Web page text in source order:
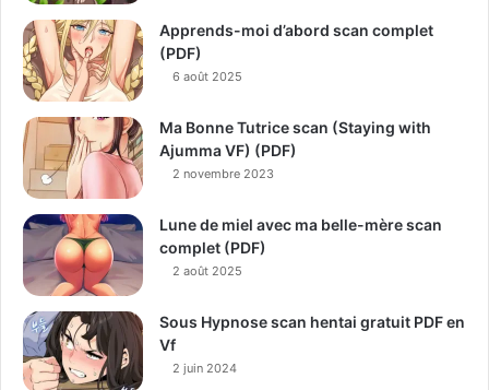
Apprends-moi d’abord scan complet
(PDF)
6 août 2025
Ma Bonne Tutrice scan (Staying with
Ajumma VF) (PDF)
2 novembre 2023
Lune de miel avec ma belle-mère scan
complet (PDF)
2 août 2025
Sous Hypnose scan hentai gratuit PDF en
Vf
2 juin 2024